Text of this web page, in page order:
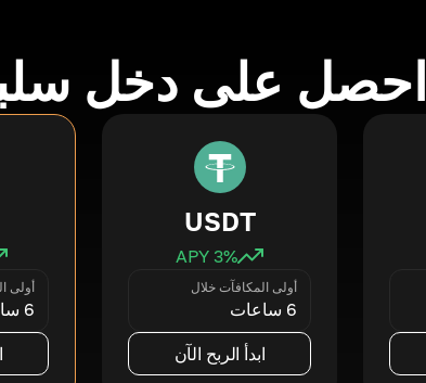
احصل على دخل
USDT
3% APY
أولى المكافآت خلال
6 ساعات
ابدأ الربح الآن
أولى
6 ساعات